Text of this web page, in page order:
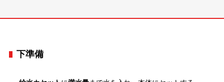
下準備